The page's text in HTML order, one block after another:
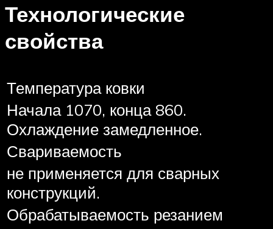
Технологические
свойства
Температура ковки
Начала 1070, конца 860.
Охлаждение замедленное.
Свариваемость
не применяется для сварных
конструкций.
Обрабатываемость резанием